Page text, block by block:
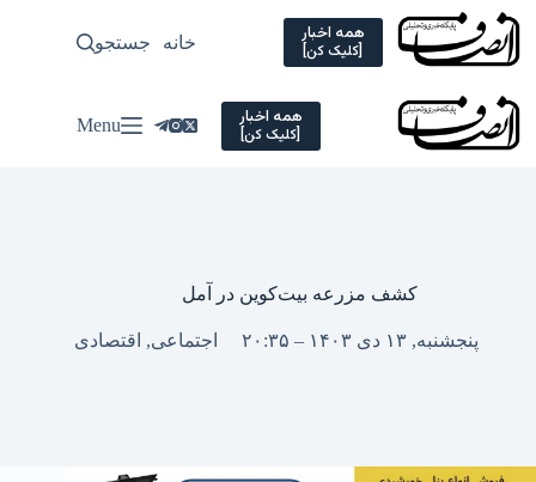
Skip
content
همه اخبار
[کلیک کن] خانه سیاسی
جستجو
همه اخبار
[کلیک کن] Menu
کشف مزرعه بیت‌کوین در آمل
پنجشنبه, ۱۳ دی ۱۴۰۳ – ۲۰:۳۵ اجتماعی, اقتصادی